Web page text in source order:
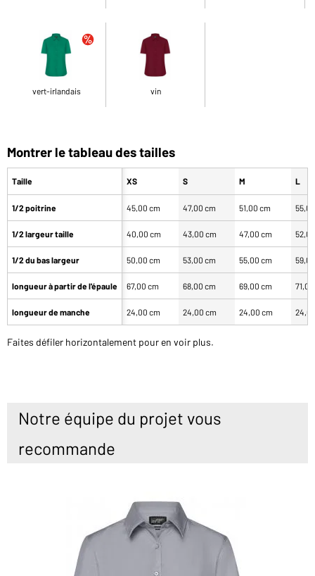
vert-irlandais vin
Montrer le tableau des tailles
Taille
1/2 poitrine
1/2 largeur taille
1/2 du bas largeur
longueur à partir de l'épaule
longueur de manche
XS S M L
45,00 cm 47,00 cm 51,00 cm
40,00 cm 43,00 cm 47,00 cm
50,00 cm 53,00 cm 55,00 cm
67,00 cm 68,00 cm 69,00 cm
24,00 cm 24,00 cm 24,00 cm
Faites défiler horizontalement pour en voir plus.
Notre équipe du projet vous
recommande